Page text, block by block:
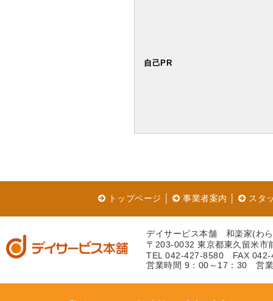
自己PR
トップページ │ 事業者案内 │ スタ
デイサービス本舗 和楽家(わ
〒203-0032 東京都東久留米市
TEL 042-427-8580 FAX 042-
営業時間 9：00～17：30 営